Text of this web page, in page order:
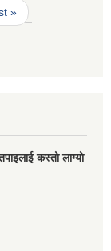
»
कस्तो लाग्यो